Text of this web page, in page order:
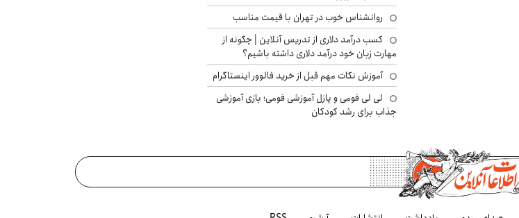
روانشناس خوب در تهران با قیمت مناسب
کسب درآمد دلاری از تدریس آنلاین | چگونه از
مهارت زبان خود درآمد دلاری داشته باشیم؟
آموزش نکات مهم قبل از خرید فالوور اینستاگرام
لی لی فومی و پازل آموزشی فومی؛ بازی آموزشی
جذاب برای رشد کودکان